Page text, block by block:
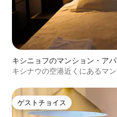
キシニョフのマンション・ア
キシナウの空港近くにあるマ
ゲストチョイス
ゲストチョイス